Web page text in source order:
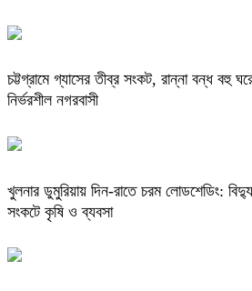
চট্টগ্রামে গ্যাসের তীব্র সংকট, রান্না বন্ধ বহু
নির্ভরশীল নগরবাসী
খুলনার ডুমুরিয়ায় দিন-রাতে চরম লোডশেডিং:
সংকটে কৃষি ও ব্যবসা